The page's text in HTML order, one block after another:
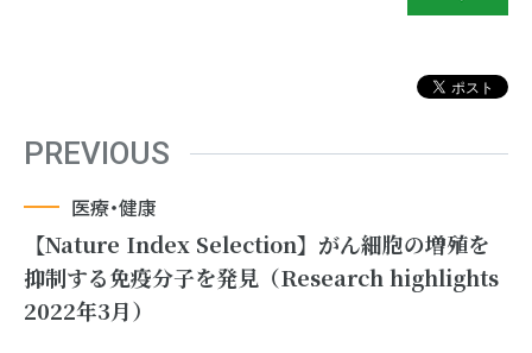
PREVIOUS
医療・健康
【Nature Index Selection】がん細胞の増殖を
抑制する免疫分⼦を発⾒（Research highlights
2022年3月）